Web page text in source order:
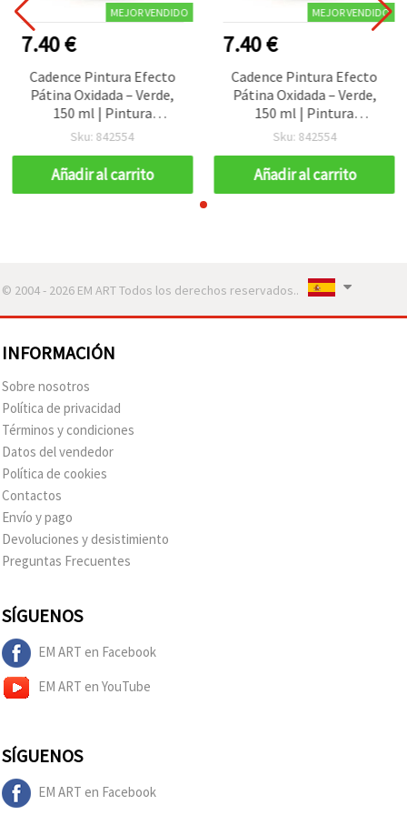
MEJOR VENDIDO
7.40 €
Cadence Pintura Efecto
Pátina Oxidada – Verde,
150 ml | Pintura
Decorativa Texturizada
Envejecido,
Multisuperficie para
Sku: 842554
Añadir al carrito
MEJOR VENDIDO
7.40 €
Cadence Pintura Efecto
Pátina Oxidada – Verde,
150 ml | Pintura
Decorativa Texturizada
Envejecido,
Multisuperficie para
Sku: 842554
Añadir al carrito
© 2004 - 2026 EM ART Todos los derechos reservados..
INFORMACIÓN
Sobre nosotros
Política de privacidad
Términos y condiciones
Datos del vendedor
Política de cookies
Contactos
Envío y pago
Devoluciones y desistimiento
Preguntas Frecuentes
SÍGUENOS
EM ART en Facebook
EM ART en YouTube
SÍGUENOS
EM ART en Facebook